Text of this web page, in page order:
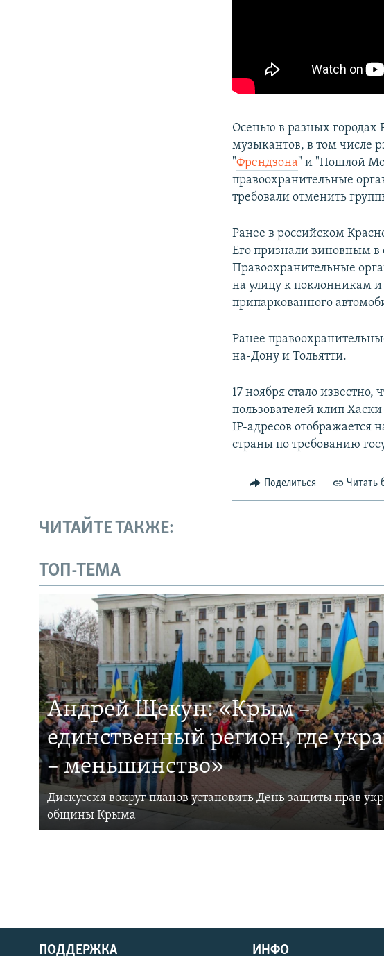
Осенью в разных городах
музыкантов, в том числе
"Френдзона" и "Пошлой
правоохранительные
требовали отменить
Ранее в российском
Его признали виновным в
Правоохранительные
на улицу к поклонникам
припаркованного
Ранее
на-Дону и Тольятти.
17 ноября стало известно,
пользователей клип
IP-адресов отображается
страны по требованию
Поделиться Читать
ЧИТАЙТЕ ТАКЖЕ:
ТОП-ТЕМА
Андрей Щекун: «Крым –
единственный регион, где
– меньшинство»
Дискуссия вокруг планов установить День защиты прав
общины Крыма
ПОДДЕРЖКА ИНФО